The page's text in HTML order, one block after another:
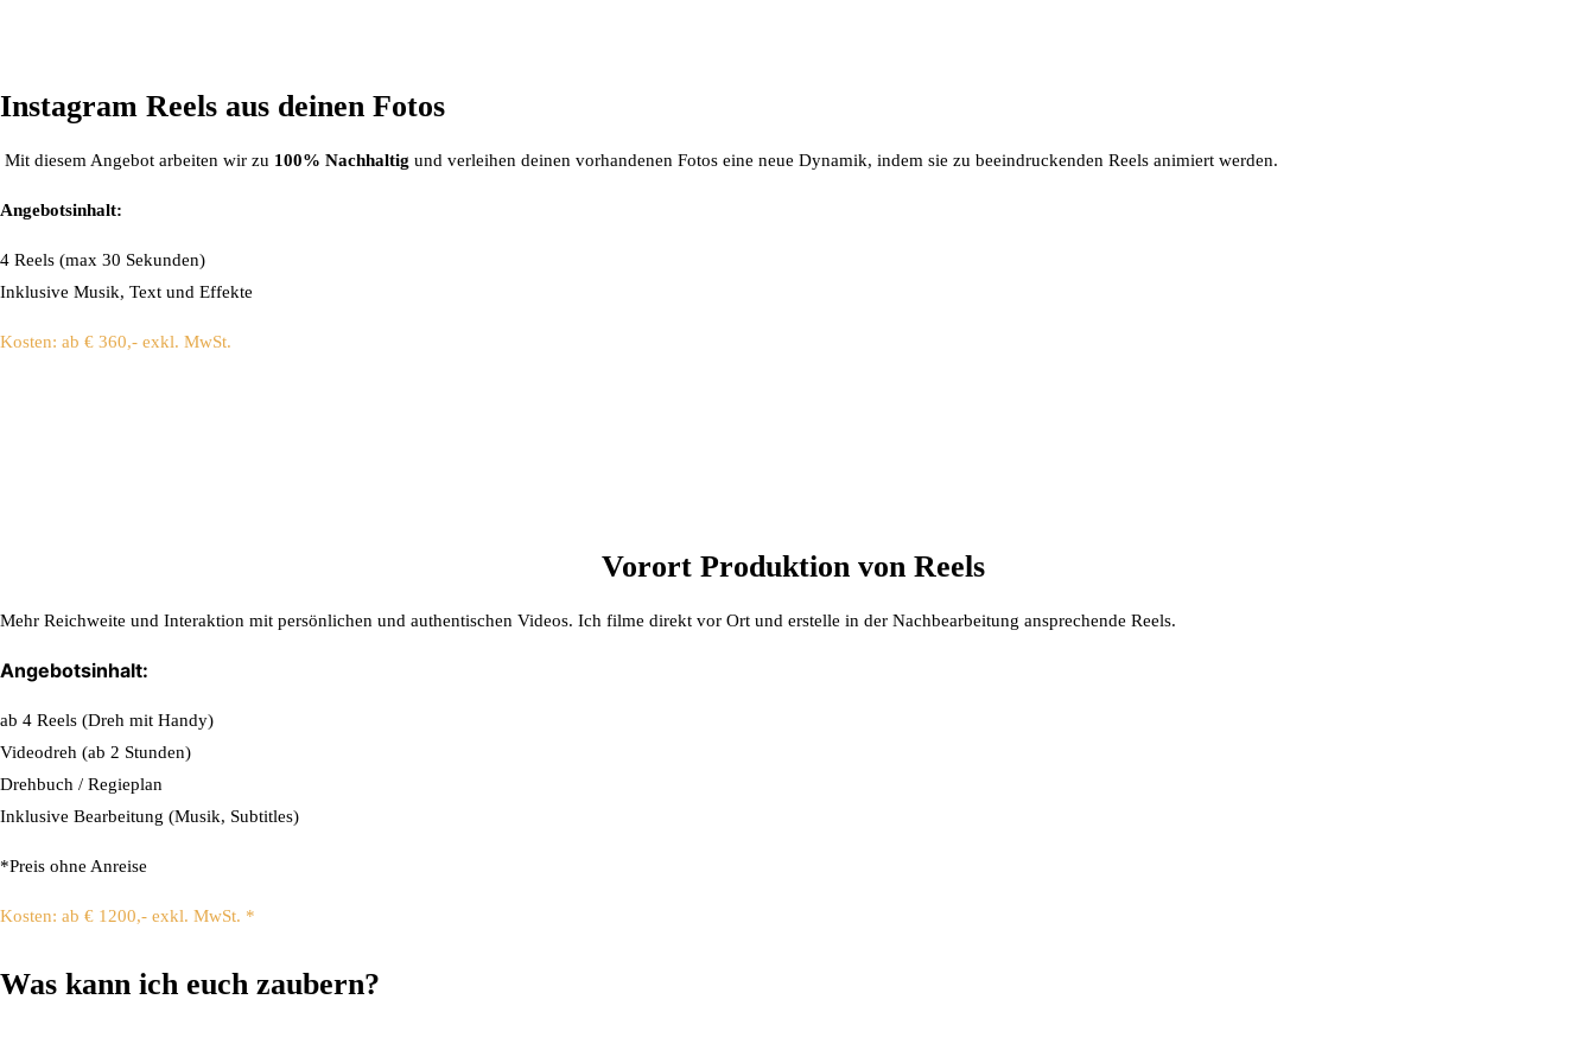
Instagram Reels aus deinen Fotos
Mit diesem Angebot arbeiten wir zu 100% Nachhaltig und verleihen deinen vorhandenen Fotos eine neue Dynamik, indem sie zu beeindruckenden Reels animiert werden.
Angebotsinhalt:
4 Reels (max 30 Sekunden)
Inklusive Musik, Text und Effekte
Kosten: ab € 360,- exkl. MwSt.
Vorort Produktion von Reels
Mehr Reichweite und Interaktion mit persönlichen und authentischen Videos. Ich filme direkt vor Ort und erstelle in der Nachbearbeitung ansprechende Reels.
Angebotsinhalt:
ab 4 Reels (Dreh mit Handy)
Videodreh (ab 2 Stunden)
Drehbuch / Regieplan
Inklusive Bearbeitung (Musik, Subtitles)
*Preis ohne Anreise
Kosten: ab € 1200,- exkl. MwSt. *
Was kann ich euch zaubern?